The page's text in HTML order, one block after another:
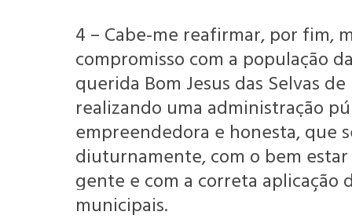
4 – Cabe-me reafirmar, por fim,
compromisso com a população
querida Bom Jesus das Selvas
realizando uma administração
empreendedora e honesta, que
diuturnamente, com o bem estar
gente e com a correta aplicação
municipais.